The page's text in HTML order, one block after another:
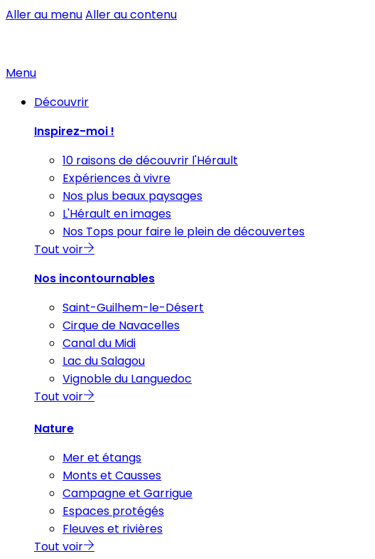
Aller au menuAller au contenu
Menu
Découvrir
Inspirez-moi !
10 raisons de découvrir l'Hérault
Expériences à vivre
Nos plus beaux paysages
L'Hérault en images
Nos Tops pour faire le plein de découvertes
Tout voir
Nos incontournables
Saint-Guilhem-le-Désert
Cirque de Navacelles
Canal du Midi
Lac du Salagou
Vignoble du Languedoc
Tout voir
Nature
Mer et étangs
Monts et Causses
Campagne et Garrigue
Espaces protégés
Fleuves et rivières
Tout voir